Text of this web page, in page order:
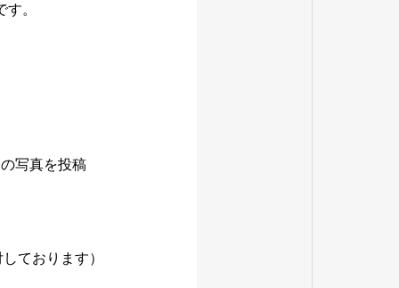
。
写真を投稿
ております）